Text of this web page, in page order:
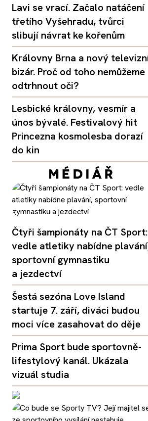
Lavi se vrací. Začalo natáčení
třetího Vyšehradu, tvůrci
slibují návrat ke kořenům
Královny Brna a nový
bizár. Proč od toho nemůžeme
odtrhnout oči?
Lesbické královny, vesmír a
únos bývalé. Festivalový hit
Princezna kosmolesba dorazí
do kin
Čtyři šampionáty na ČT Sport:
vedle atletiky nabídne
sportovní gymnastiku
a jezdectví
Šestá sezóna Love Island
startuje 7. září, diváci budou
moci více zasahovat do děje
Prima Sport bude sportovně-
lifestylový kanál. Ukázala
vizuál studia